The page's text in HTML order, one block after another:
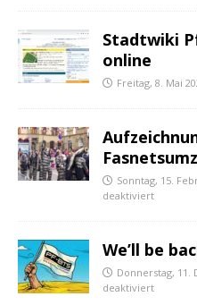
Stadtwiki
online
Freitag, 8. Mai
Sonntag, 15.
deaktiviert
We’ll be
Donnerstag, 11.
deaktiviert